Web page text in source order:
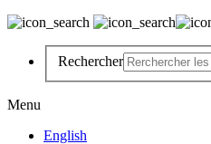
Rechercher
Menu
English